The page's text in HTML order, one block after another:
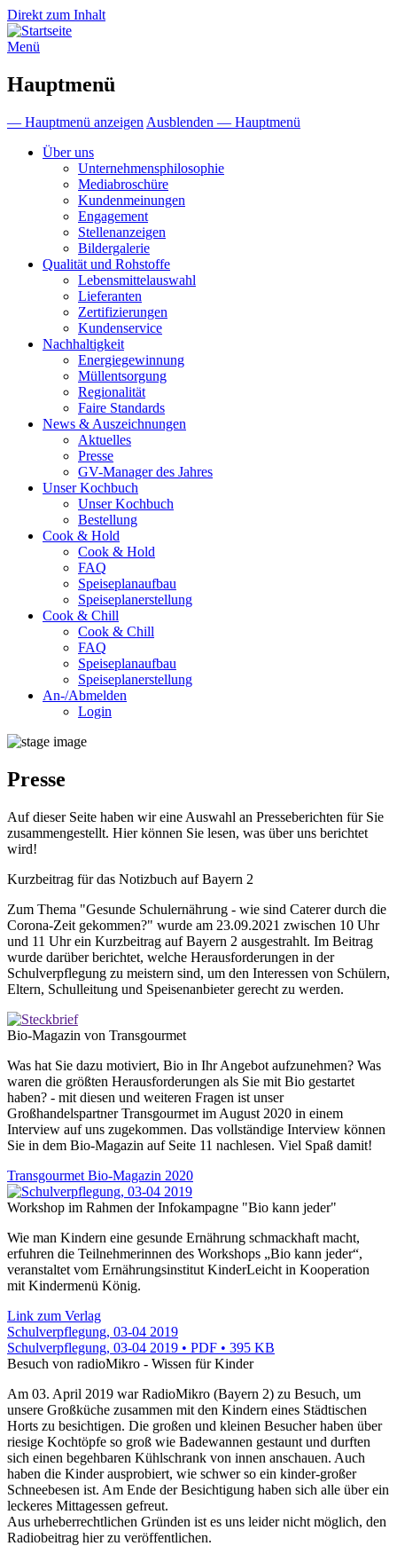
Direkt zum Inhalt
Menü
Hauptmenü
— Hauptmenü anzeigen Ausblenden — Hauptmenü
Über uns
Unternehmensphilosophie
Mediabroschüre
Kundenmeinungen
Engagement
Stellenanzeigen
Bildergalerie
Qualität und Rohstoffe
Lebensmittelauswahl
Lieferanten
Zertifizierungen
Kundenservice
Nachhaltigkeit
Energiegewinnung
Müllentsorgung
Regionalität
Faire Standards
News & Auszeichnungen
Aktuelles
Presse
GV-Manager des Jahres
Unser Kochbuch
Unser Kochbuch
Bestellung
Cook & Hold
Cook & Hold
FAQ
Speiseplanaufbau
Speiseplanerstellung
Cook & Chill
Cook & Chill
FAQ
Speiseplanaufbau
Speiseplanerstellung
An-/Abmelden
Login
Presse
Auf dieser Seite haben wir eine Auswahl an Presseberichten für Sie
zusammengestellt. Hier können Sie lesen, was über uns berichtet
wird!
Kurzbeitrag für das Notizbuch auf Bayern 2
Zum Thema "Gesunde Schulernährung - wie sind Caterer durch die
Corona-Zeit gekommen?" wurde am 23.09.2021 zwischen 10 Uhr
und 11 Uhr ein Kurzbeitrag auf Bayern 2 ausgestrahlt. Im Beitrag
wurde darüber berichtet, welche Herausforderungen in der
Schulverpflegung zu meistern sind, um den Interessen von Schülern,
Eltern, Schulleitung und Speisenanbieter gerecht zu werden.
Bio-Magazin von Transgourmet
Was hat Sie dazu motiviert, Bio in Ihr Angebot aufzunehmen? Was
waren die größten Herausforderungen als Sie mit Bio gestartet
haben? - mit diesen und weiteren Fragen ist unser
Großhandelspartner Transgourmet im August 2020 in einem
Interview auf uns zugekommen. Das vollständige Interview können
Sie in dem Bio-Magazin auf Seite 11 nachlesen. Viel Spaß damit!
Transgourmet Bio-Magazin 2020
Workshop im Rahmen der Infokampagne "Bio kann jeder"
Wie man Kindern eine gesunde Ernährung schmackhaft macht,
erfuhren die Teilnehmerinnen des Workshops „Bio kann jeder“,
veranstaltet vom Ernährungsinstitut KinderLeicht in Kooperation
mit Kindermenü König.
Link zum Verlag
Schulverpflegung, 03-04 2019
Schulverpflegung, 03-04 2019 • PDF • 395 KB
Besuch von radioMikro - Wissen für Kinder
Am 03. April 2019 war RadioMikro (Bayern 2) zu Besuch, um
unsere Großküche zusammen mit den Kindern eines Städtischen
Horts zu besichtigen. Die großen und kleinen Besucher haben über
riesige Kochtöpfe so groß wie Badewannen gestaunt und durften
sich einen begehbaren Kühlschrank von innen anschauen. Auch
haben die Kinder ausprobiert, wie schwer so ein kinder-großer
Schneebesen ist. Am Ende der Besichtigung haben sich alle über ein
leckeres Mittagessen gefreut.
Aus urheberrechtlichen Gründen ist es uns leider nicht möglich, den
Radiobeitrag hier zu veröffentlichen.